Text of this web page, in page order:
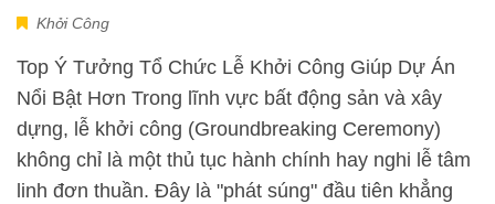
Khởi Công
Top Ý Tưởng Tổ Chức Lễ Khởi Công Giúp Dự Án
Nổi Bật Hơn Trong lĩnh vực bất động sản và xây
dựng, lễ khởi công (Groundbreaking Ceremony)
không chỉ là một thủ tục hành chính hay nghi lễ tâm
linh đơn thuần. Đây là "phát súng" đầu tiên khẳng